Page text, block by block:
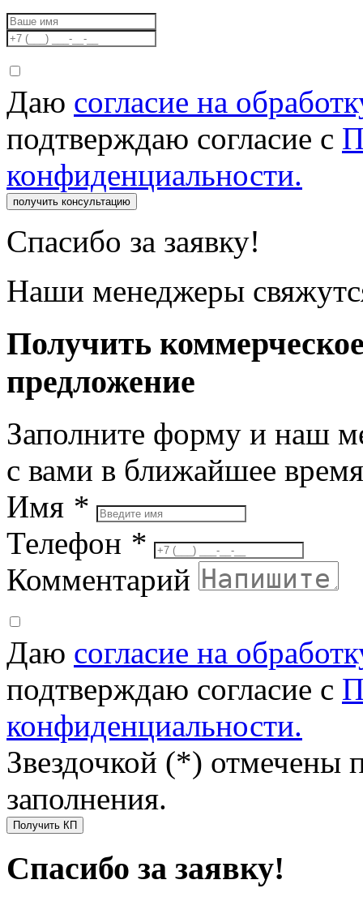
Даю согласие на
подтверждаю согласие с
конфиденциальности.
получить консультацию
Спасибо за заявку!
Наши менеджеры
Получить
предложение
Заполните форму и наш
с вами в ближайшее время
Имя *
Телефон *
Комментарий
Даю согласие на
подтверждаю согласие с
конфиденциальности.
Звездочкой (*) отмечены
заполнения.
Получить КП
Спасибо за заявку!